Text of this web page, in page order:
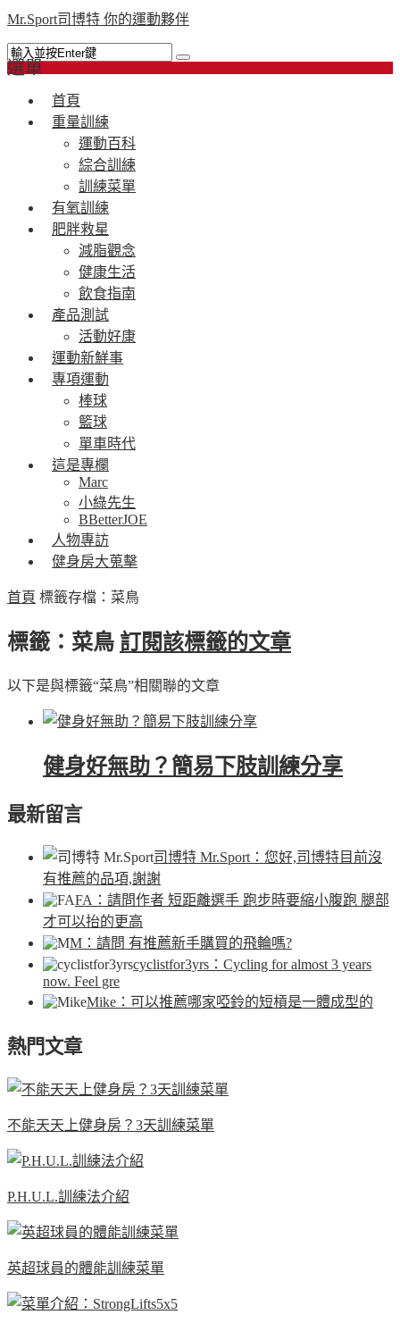
Mr.Sport司博特 你的運動夥伴
選單
首頁
重量訓練
運動百科
綜合訓練
訓練菜單
有氧訓練
肥胖救星
減脂觀念
健康生活
飲食指南
產品測試
活動好康
運動新鮮事
專項運動
棒球
籃球
單車時代
這是專欄
Marc
小綠先生
BBetterJOE
人物專訪
健身房大蒐擊
首頁 標籤存檔：菜鳥
標籤：菜鳥 訂閱該標籤的文章
以下是與標籤“菜鳥”相關聯的文章
健身好無助？簡易下肢訓練分享
最新留言
司博特 Mr.Sport ：您好,司博特目前沒
有推薦的品項,謝謝
FA ：請問作者 短距離選手 跑步時要縮小腹跑 腿部
才可以抬的更高
M ：請問 有推薦新手購買的飛輪嗎?
cyclistfor3yrs ：Cycling for almost 3 years
now. Feel gre
Mike ：可以推薦哪家啞鈴的短槓是一體成型的
熱門文章
不能天天上健身房？3天訓練菜單
P.H.U.L.訓練法介紹
英超球員的體能訓練菜單